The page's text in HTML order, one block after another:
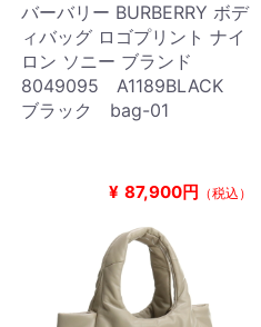
バーバリー BURBERRY ボデ
ィバッグ ロゴプリント ナイ
ロン ソニー ブランド
8049095 A1189BLACK
ブラック bag-01
¥ 87,900円 （税込）